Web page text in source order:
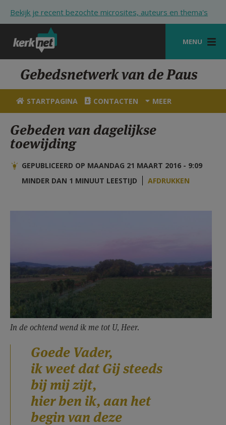
Bekijk je recent bezochte microsites, auteurs en thema's
MENU
STARTPAGINA
KERK
VIERINGEN
SHOP
HULP
Gebedsnetwerk van de Paus
STARTPAGINA CONTACTEN MEER
Gebeden van dagelijkse
toewijding
GEPUBLICEERD OP MAANDAG 21 MAART 2016 - 9:09
MINDER DAN 1 MINUUT LEESTIJD
AFDRUKKEN
In de ochtend wend ik me tot U, Heer.
Goede Vader,
ik weet dat Gij steeds
bij mij zijt,
hier ben ik, aan het
begin van deze